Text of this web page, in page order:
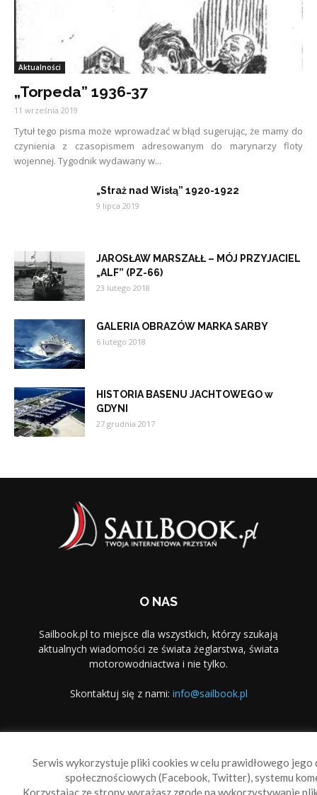
Aktualności
„Torpeda” 1936-37
11 września 2019
Tytuł tego pisma może wprowadzać w błąd sugerując, że mamy do
czynienia z czasopismem adresowanym do marynarzy floty
wojennej. Tygodnik wydawany w...
„Straż nad Wisłą” 1920-1922
9 lipca 2019
JAROSŁAW MARSZAŁŁ – MÓJ PRZYJACIEL
„ALF” (PZ-66)
23 lutego 2018
GALERIA OBRAZÓW MARKA SARBY
6 lutego 2018
HISTORIA BASENU JACHTOWEGO w
GDYNI
27 grudnia 2017
O NAS
Sailbook.pl to miejsce dla wszystkich, którzy szukają
aktualnych wiadomości ze świata żeglarstwa, świata
motorowodniactwa i nie tylko.
Skontaktuj się z nami: info@sailbook.pl
Serwis wykorzystuje pliki cookies w celu prawidłowego
społecznościowych (Facebook, Twitter), systemu
Korzystając ze strony wyrażasz zgodę na wykorzystywanie